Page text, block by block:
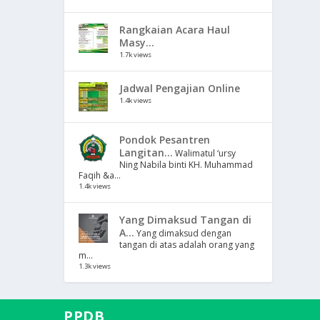
Rangkaian Acara Haul
Masy...
1.7k views
Jadwal Pengajian Online
1.4k views
Pondok Pesantren
Langitan... Walimatul ‘ursy
Ning Nabila binti KH. Muhammad
Faqih &a...
1.4k views
Yang Dimaksud Tangan di
A... Yang dimaksud dengan
tangan di atas adalah orang yang
m...
1.3k views
PPDB